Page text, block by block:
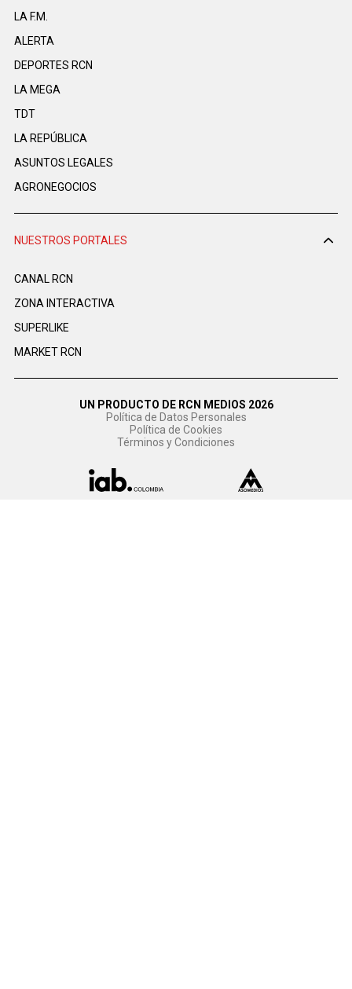
LA F.M.
ALERTA
DEPORTES RCN
LA MEGA
TDT
LA REPÚBLICA
ASUNTOS LEGALES
AGRONEGOCIOS
NUESTROS PORTALES
CANAL RCN
ZONA INTERACTIVA
SUPERLIKE
MARKET RCN
UN PRODUCTO DE RCN MEDIOS 2026
Política de Datos Personales
Política de Cookies
Términos y Condiciones